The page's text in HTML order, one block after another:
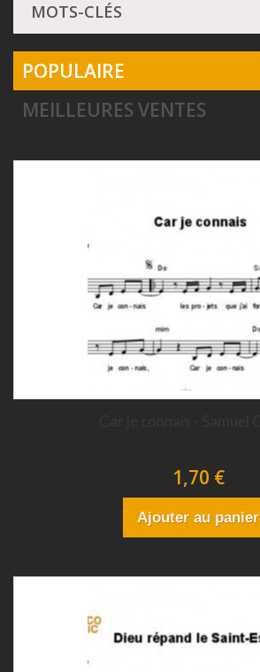
MOTS-CLÉS
POPULAIRE
MEILLEURES VENTES
1,70 €
Ajouter au panier